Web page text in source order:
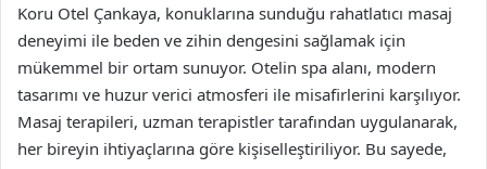
Koru Otel Çankaya, konuklarına sunduğu rahatlatıcı masaj
deneyimi ile beden ve zihin dengesini sağlamak için
mükemmel bir ortam sunuyor. Otelin spa alanı, modern
tasarımı ve huzur verici atmosferi ile misafirlerini karşılıyor.
Masaj terapileri, uzman terapistler tarafından uygulanarak,
her bireyin ihtiyaçlarına göre kişiselleştiriliyor. Bu sayede,